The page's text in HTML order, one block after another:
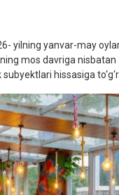
yilning yanvar-may
mos davriga nisbatan
hissasiga